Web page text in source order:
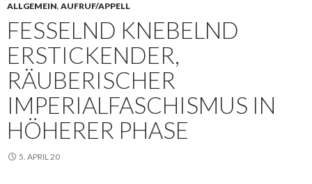
ALLGEMEIN, AUFRUF/APPELL
FESSELND KNEBELND
ERSTICKENDER,
RÄUBERISCHER
IMPERIALFASCHISMUS IN
HÖHERER PHASE
5. APRIL 20